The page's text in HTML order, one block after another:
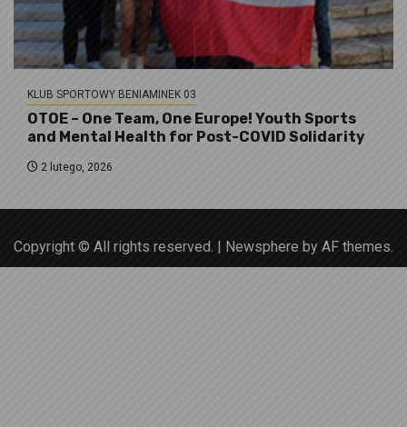
KLUB SPORTOWY BENIAMINEK 03
OTOE – One Team, One Europe! Youth Sports
and Mental Health for Post-COVID Solidarity
2 lutego, 2026
Copyright © All rights reserved. | Newsphere by AF themes.